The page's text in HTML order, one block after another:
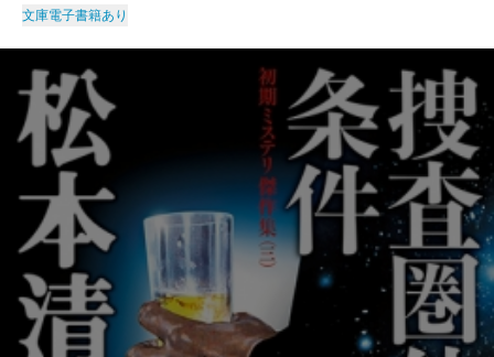
文庫電子書籍あり